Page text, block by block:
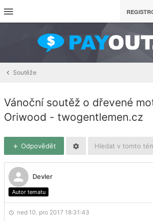
Soutěže
Vánoční soutěž o dřevené
Oriwood - twogentlemen.cz
Odpovědět
Devler
Autor tematu
ned 10. pro 2017 18:31:43